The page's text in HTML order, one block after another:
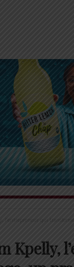
l’entrepreneur qui
Kpelly,